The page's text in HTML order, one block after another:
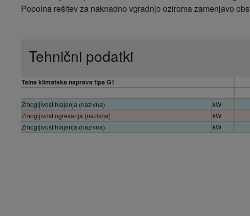
Popolna rešitev za naknadno vgradnjo oziroma zamenjavo
Tehnični podatki
Talna klimatska naprava tipa G1
Zmogljivost hlajenja (nazivna) kW
Zmogljivost ogrevanja (nazivna)
kW
Zmogljivost hlajenja (nazivna)
kW